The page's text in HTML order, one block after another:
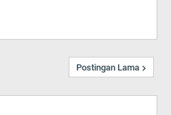
Postingan Lama